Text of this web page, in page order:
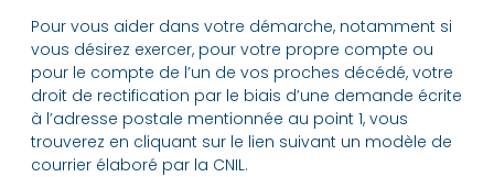
Pour vous aider dans votre démarche, notamment si
vous désirez exercer, pour votre propre compte ou
pour le compte de l’un de vos proches décédé, votre
droit de rectification par le biais d’une demande écrite
à l’adresse postale mentionnée au point 1, vous
trouverez en cliquant sur le lien suivant un modèle de
courrier élaboré par la CNIL.